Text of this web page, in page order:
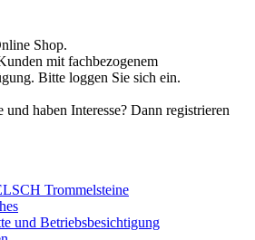
Shop.
mit fachbezogenem
Bitte loggen Sie sich ein.
haben Interesse? Dann registrieren
Trommelsteine
und Betriebsbesichtigung